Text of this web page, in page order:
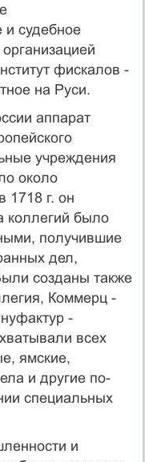
и судебное
фискалов -
на Руси.
аппарат
учреждения
около
1718 г. он
коллегий было
получившие
дел,
созданы также
Коммерц -
-
всех
ямские,
и другие по-
специальных
и